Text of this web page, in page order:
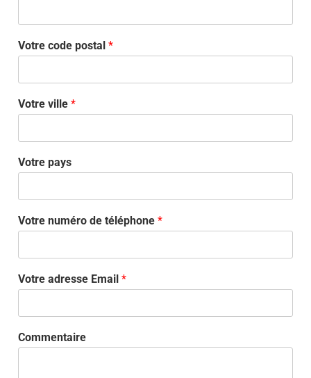
Votre code postal *
Votre ville *
Votre pays
Votre numéro de téléphone *
Votre adresse Email *
Commentaire